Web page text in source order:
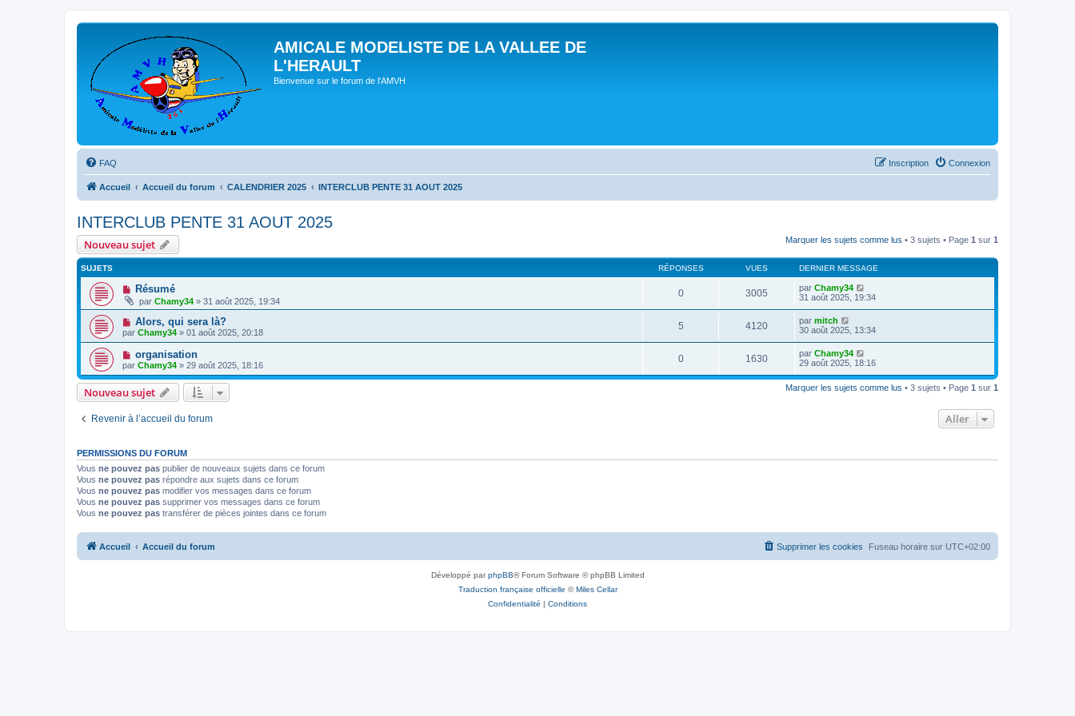
AMICALE MODELISTE DE LA VALLEE DE
L'HERAULT
Bienvenue sur le forum de l'AMVH
FAQ Connexion
Inscription
Accueil Accueil du forum CALENDRIER 2025 INTERCLUB PENTE 31 AOUT 2025
INTERCLUB PENTE 31 AOUT 2025
Nouveau sujet Marquer les sujets comme lus • 3 sujets • Page 1 sur 1
SUJETS RÉPONSES VUES DERNIER MESSAGE
Résumé
par Chamy34 » 31 août 2025, 19:34
0 3005 par Chamy34
31 août 2025, 19:34
Alors, qui sera là?
par Chamy34 » 01 août 2025, 20:18
5 4120 par mitch
30 août 2025, 13:34
organisation
par Chamy34 » 29 août 2025, 18:16
0 1630 par Chamy34
29 août 2025, 18:16
Nouveau sujet Marquer les sujets comme lus • 3 sujets • Page 1 sur 1
Revenir à l’accueil du forum Aller
PERMISSIONS DU FORUM
Vous ne pouvez pas publier de nouveaux sujets dans ce forum
Vous ne pouvez pas répondre aux sujets dans ce forum
Vous ne pouvez pas modifier vos messages dans ce forum
Vous ne pouvez pas supprimer vos messages dans ce forum
Vous ne pouvez pas transférer de pièces jointes dans ce forum
Accueil Accueil du forum Fuseau horaire sur UTC+02:00
Supprimer les cookies
Développé parphpBB® Forum Software © phpBB Limited
Traduction française officielle ©Miles Cellar
Confidentialité | Conditions